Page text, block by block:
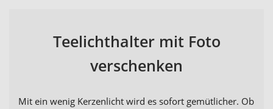
Teelichthalter mit Foto
verschenken
Mit ein wenig Kerzenlicht wird es sofort gemütlicher. Ob